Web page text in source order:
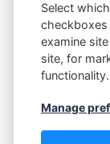
Post: 50
Recommended
Blog(48)
Select
examine
site, for
functionality.
Manage